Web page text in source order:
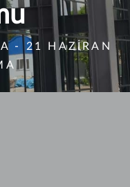
- 21 HAZIRAN